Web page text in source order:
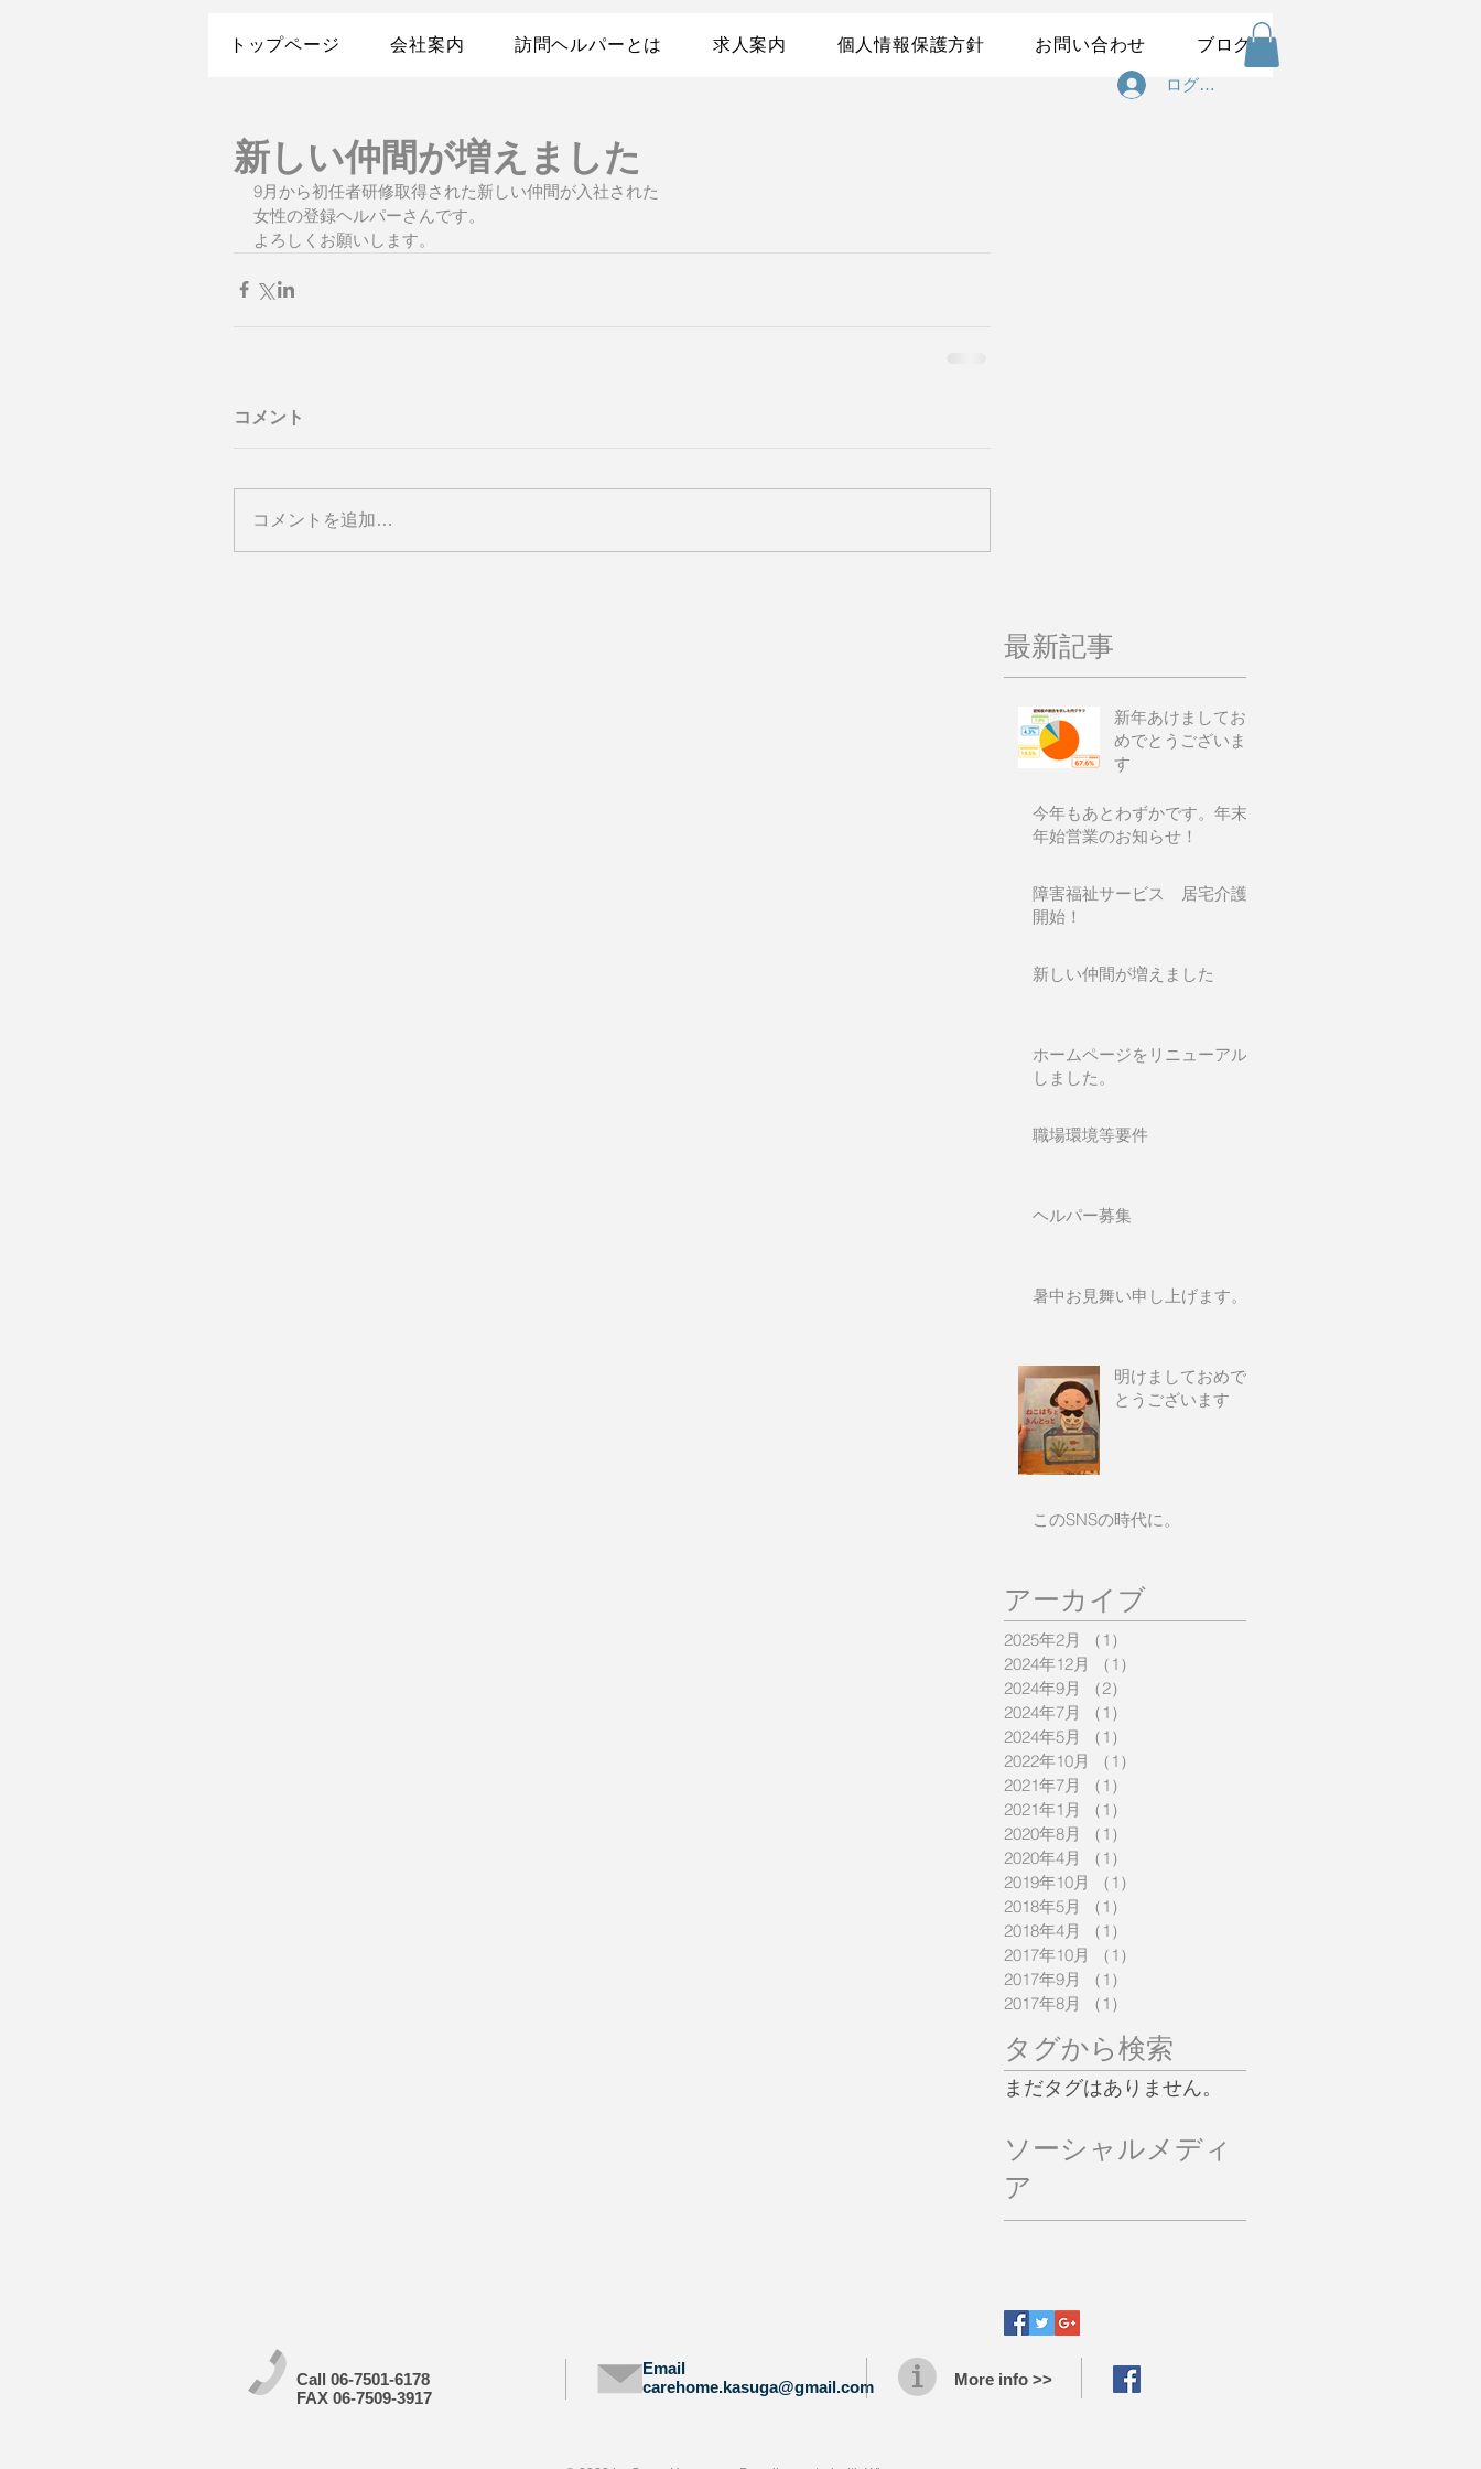
トップページ 会社案内 訪問ヘルパーとは 求人案内 個人情報保護方針 お問い合わせ ブログ
ログイン
新しい仲間が増えました
9月から初任者研修取得された新しい仲間が入社された
女性の登録ヘルパーさんです。
よろしくお願いします。
コメント
コメントを追加…
最新記事
新年あけましてお
めでとうございま
す
今年もあとわずかです。年末
年始営業のお知らせ！
障害福祉サービス 居宅介護
開始！
新しい仲間が増えました
ホームページをリニューアル
しました。
職場環境等要件
ヘルパー募集
暑中お見舞い申し上げます。
明けましておめで
とうございます
このSNSの時代に。
アーカイブ
2025年2月 （1）
2024年12月
（1）
2024年9月
（2）
2024年7月
（1）
2024年5月
（1）
2022年10月
（1）
2021年7月
（1）
2021年1月
（1）
2020年8月
（1）
2020年4月
（1）
2019年10月
（1）
2018年5月
（1）
2018年4月
（1）
2017年10月
（1）
2017年9月
（1）
2017年8月
（1）
タグから検索
まだタグはありません。
ソーシャルメディ
ア
Call 06-7501-6178
FAX 06-7509-3917
Email
carehome.kasuga@gmail.com
More info >>